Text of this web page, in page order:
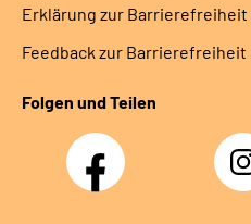
Erklärung zur
Feedback zur Barrierefreiheit
Folgen und Teilen
Facebook